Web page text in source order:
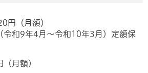
円（月額）
令和9年4月～令和10年3月）定額保
月額）